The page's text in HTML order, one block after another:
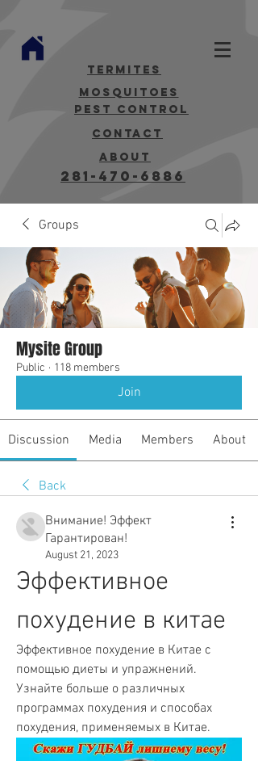
termites
mosquitoes
Pest Control
contact
about
281-470-6886
Groups
Mysite Group
Public · 118 members
Join
Discussion Media Members About
Back
Внимание! Эффект
Гарантирован!
August 21, 2023
Эффективное
похудение в китае
Эффективное похудение в Китае с
помощью диеты и упражнений.
Узнайте больше о различных
программах похудения и способах
похудения, применяемых в Китае.